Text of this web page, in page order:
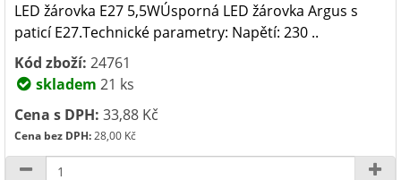
LED žárovka E27 5,5WÚsporná LED žárovka Argus s
paticí E27.Technické parametry: Napětí: 230 ..
Kód zboží: 24761
skladem 21 ks
Cena s DPH: 33,88 Kč
Cena bez DPH:28,00 Kč